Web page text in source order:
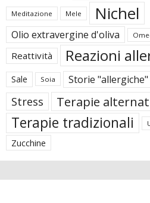
Meditazione Mele Nichel
Olio extravergine d'oliva
Reattività Reazioni
Sale Soia Storie "allergiche"
Stress Terapie
Terapie tradizionali
Zucchine